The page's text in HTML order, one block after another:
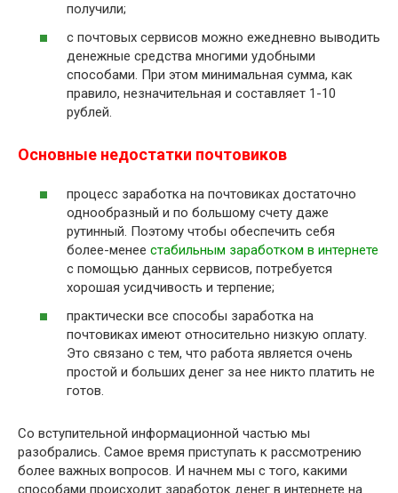
получили;
с почтовых сервисов можно ежедневно выводить
денежные средства многими удобными
способами. При этом минимальная сумма, как
правило, незначительная и составляет 1-10
рублей.
Основные недостатки почтовиков
процесс заработка на почтовиках достаточно
однообразный и по большому счету даже
рутинный. Поэтому чтобы обеспечить себя
более-менее стабильным заработком в интернете
с помощью данных сервисов, потребуется
хорошая усидчивость и терпение;
практически все способы заработка на
почтовиках имеют относительно низкую оплату.
Это связано с тем, что работа является очень
простой и больших денег за нее никто платить не
готов.
Со вступительной информационной частью мы
разобрались. Самое время приступать к рассмотрению
более важных вопросов. И начнем мы с того, какими
способами происходит заработок денег в интернете на